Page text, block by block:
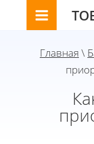
Главная \